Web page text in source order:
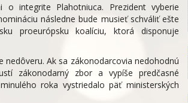
integrite Plahotniuca. Prezident vyberie
následne bude musieť schváliť ešte
proeurópsku koalíciu, ktorá disponuje
Ak sa zákonodarcovia nedohodnú
zákonodarný zbor a vypíše predčasné
roka vystriedalo päť ministerských